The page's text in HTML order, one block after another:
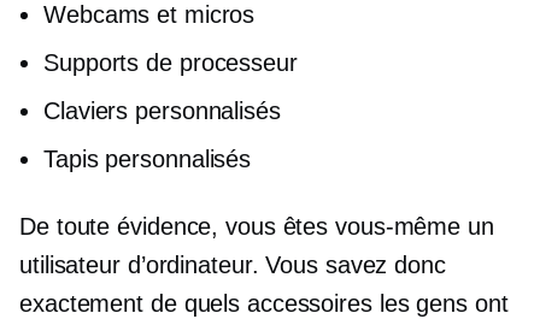
Webcams et micros
Supports de processeur
Claviers personnalisés
Tapis personnalisés
De toute évidence, vous êtes vous-même un
utilisateur d’ordinateur. Vous savez donc
exactement de quels accessoires les gens ont